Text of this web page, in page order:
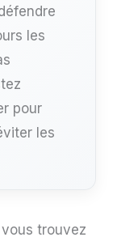
les
pour
les
trouvez